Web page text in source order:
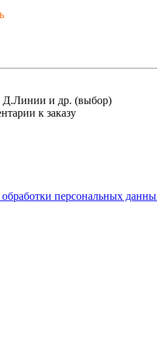
и др. (выбор)
к заказу
персональных